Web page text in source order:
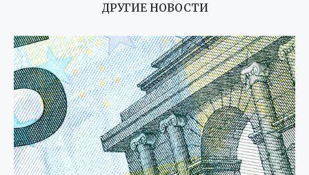
ДРУГИЕ НОВОСТИ